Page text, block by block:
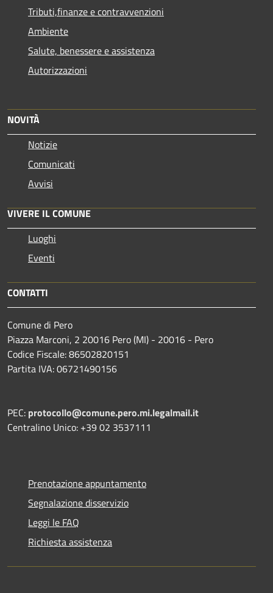
Tributi,finanze e contravvenzioni
Ambiente
Salute, benessere e assistenza
Autorizzazioni
NOVITÀ
Notizie
Comunicati
Avvisi
VIVERE IL COMUNE
Luoghi
Eventi
CONTATTI
Comune di Pero
Piazza Marconi, 2 20016 Pero (MI) - 20016 - Pero
Codice Fiscale: 86502820151
Partita IVA: 06721490156
PEC: protocollo@comune.pero.mi.legalmail.it
Centralino Unico: +39 02 3537111
Prenotazione appuntamento
Segnalazione disservizio
Leggi le FAQ
Richiesta assistenza